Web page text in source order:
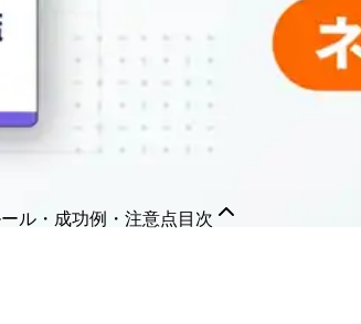
ル・成功例・注意点 目次